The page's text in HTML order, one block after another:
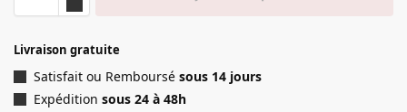
Livraison gratuite
Satisfait ou Remboursé sous 14 jours
Expédition sous 24 à 48h